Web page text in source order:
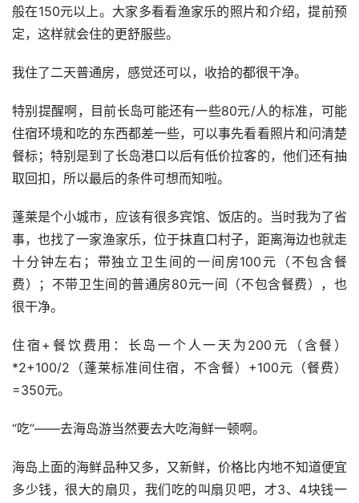
般在150元以上。大家多看看渔家乐的照片和介绍，提前预
定，这样就会住的更舒服些。
我住了二天普通房，感觉还可以，收拾的都很干净。
特别提醒啊，目前长岛可能还有一些80元/人的标准，可能
住宿环境和吃的东西都差一些，可以事先看看照片和问清楚
餐标；特别是到了长岛港口以后有低价拉客的，他们还有抽
取回扣，所以最后的条件可想而知啦。
蓬莱是个小城市，应该有很多宾馆、饭店的。当时我为了省
事，也找了一家渔家乐，位于抹直口村子，距离海边也就走
十分钟左右；带独立卫生间的一间房100元（不包含餐
费）；不带卫生间的普通房80元一间（不包含餐费），也
很干净。
住宿+餐饮费用：长岛一个人一天为200元（含餐）
*2+100/2（蓬莱标准间住宿，不含餐）+100元（餐费）
=350元。
“吃”——去海岛游当然要去大吃海鲜一顿啊。
海岛上面的海鲜品种又多，又新鲜，价格比内地不知道便宜
多少钱，很大的扇贝，我们吃的叫扇贝吧，才3、4块钱一